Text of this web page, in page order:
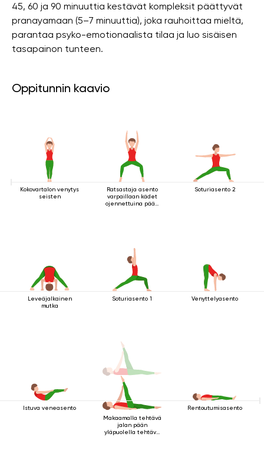
45, 60 ja 90 minuuttia kestävät kompleksit päättyvät
pranayamaan (5–7 minuuttia), joka rauhoittaa mieltä,
parantaa psyko-emotionaalista tilaa ja luo sisäisen
tasapainon tunteen.
Oppitunnin kaavio
Kokovartalon venytys
seisten
Ratsastaja asento
varpaillaan kädet
ojennettuina pään
Soturiasento 2
Leveäjalkainen
mutka
Soturiasento 1 Venyttelyasento
Istuva veneasento
Makaamalla tehtävä
jalan pään
yläpuolella tehtävä
Rentoutumisasento